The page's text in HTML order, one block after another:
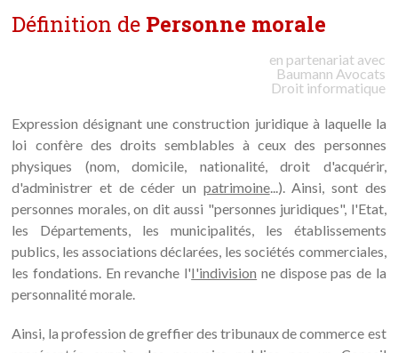
Définition de Personne morale
en partenariat avec
Baumann Avocats
Droit informatique
Expression désignant une construction juridique à laquelle la
loi confère des droits semblables à ceux des personnes
physiques (nom, domicile, nationalité, droit d'acquérir,
d'administrer et de céder un patrimoine...). Ainsi, sont des
personnes morales, on dit aussi "personnes juridiques", l'Etat,
les Départements, les municipalités, les établissements
publics, les associations déclarées, les sociétés commerciales,
les fondations. En revanche l'I'indivision ne dispose pas de la
personnalité morale.
Ainsi, la profession de greffier des tribunaux de commerce est